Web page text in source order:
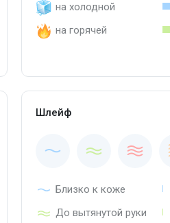
на холодной
на горячей
Шлейф
Близко к коже
До вытянутой руки